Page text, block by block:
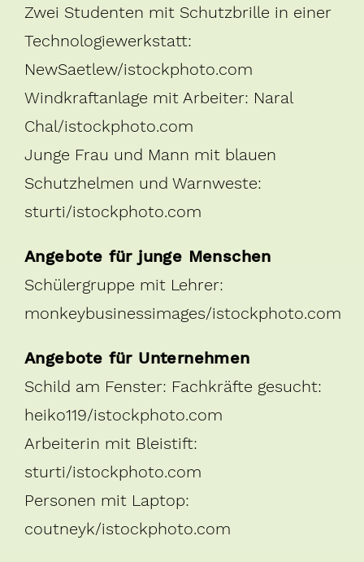
Zwei Studenten mit Schutzbrille in einer
Technologiewerkstatt:
NewSaetlew/istockphoto.com
Windkraftanlage mit Arbeiter: Naral
Chal/istockphoto.com
Junge Frau und Mann mit blauen
Schutzhelmen und Warnweste:
sturti/istockphoto.com
Angebote für junge Menschen
Schülergruppe mit Lehrer:
monkeybusinessimages/istockphoto.com
Angebote für Unternehmen
Schild am Fenster: Fachkräfte gesucht:
heiko119/istockphoto.com
Arbeiterin mit Bleistift:
sturti/istockphoto.com
Personen mit Laptop:
coutneyk/istockphoto.com